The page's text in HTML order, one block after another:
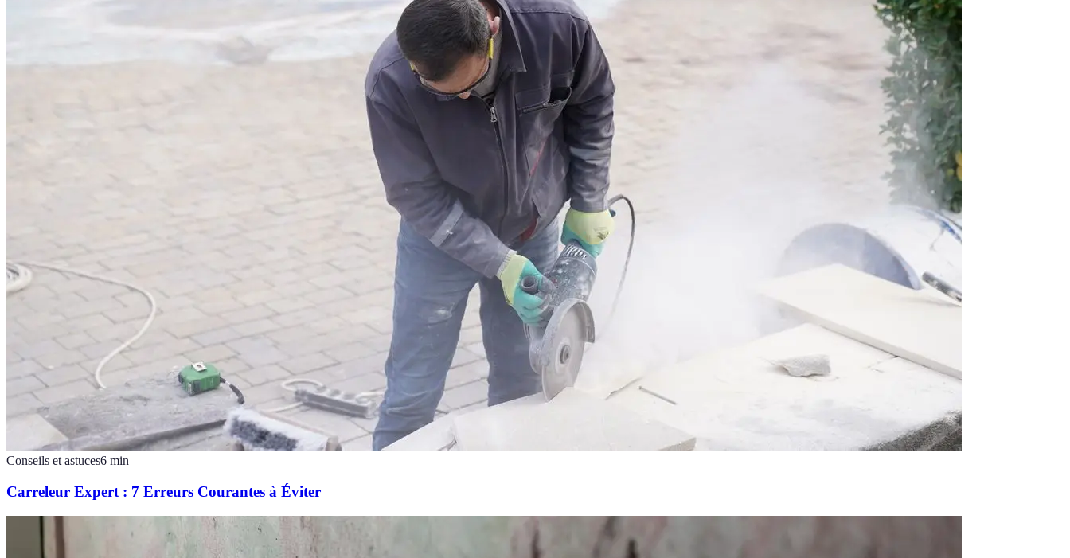
Conseils et astuces6 min
Carreleur Expert : 7 Erreurs Courantes à Éviter